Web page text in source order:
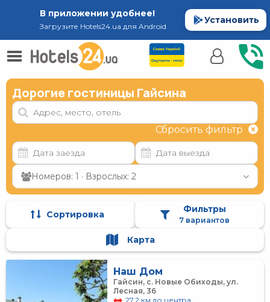
В приложении удобнее!
Загрузите Hotels24.ua для Android
Установить
Дорогие гостиницы Гайсина
Сбросить фильтр
Номеров: 1 · Взрослых: 2
Сортировка Фильтры
7 вариантов
Карта
Наш Дом
Гайсин, с. Новые Обиходы, ул.
Лесная, 36
27.2 км до центра